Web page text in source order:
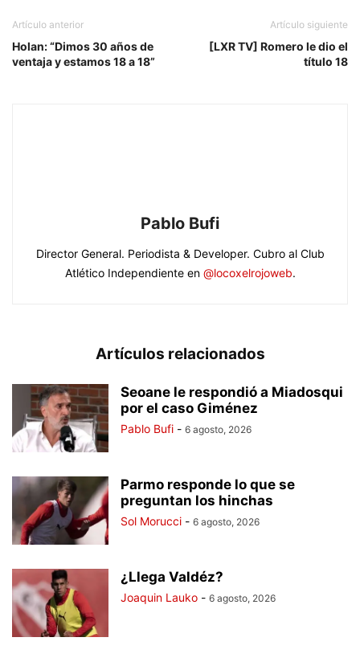
Artículo anterior
Holan: “Dimos 30 años de
ventaja y estamos 18 a 18”
Artículo siguiente
[LXR TV] Romero le dio el
título 18
Pablo Bufi
Director General. Periodista & Developer. Cubro al Club
Atlético Independiente en @locoxelrojoweb.
Artículos relacionados
Seoane le respondió a Miadosqui
por el caso Giménez
Pablo Bufi - 6 agosto, 2026
Parmo responde lo que se
preguntan los hinchas
Sol Morucci - 6 agosto, 2026
¿Llega Valdéz?
Joaquin Lauko - 6 agosto, 2026